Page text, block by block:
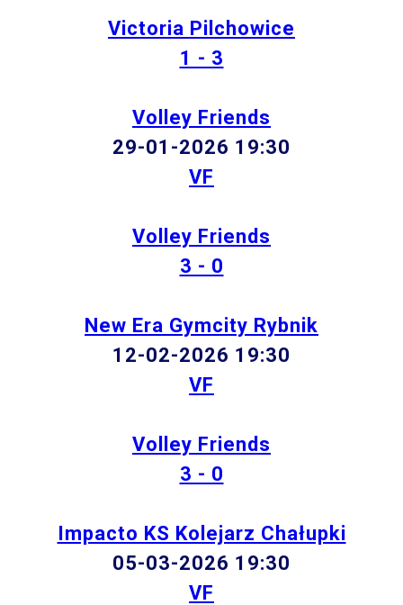
Victoria Pilchowice
1 - 3
Volley Friends
29-01-2026 19:30
VF
Volley Friends
3 - 0
New Era Gymcity Rybnik
12-02-2026 19:30
VF
Volley Friends
3 - 0
Impacto KS Kolejarz Chałupki
05-03-2026 19:30
VF